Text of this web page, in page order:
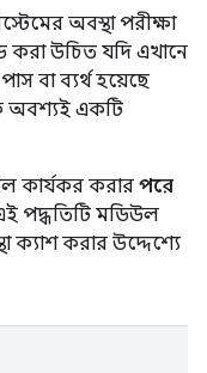
অবস্থা পরীক্ষা
করা উচিত যদি এখানে
বা ব্যর্থ হয়েছে
অবশ্যই একটি
কার্যকর করারপরে
পদ্ধতিটি মডিউল
ক্যাশ করার উদ্দেশ্যে